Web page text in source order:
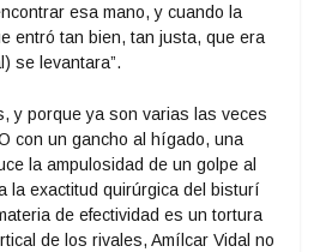
esa mano, y cuando la
entró tan bien, tan justa, que era
se levantara”.
y porque ya son varias las veces
con un gancho al hígado, una
la ampulosidad de un golpe al
la exactitud quirúrgica del bisturí
de efectividad es un tortura
de los rivales, Amílcar Vidal no